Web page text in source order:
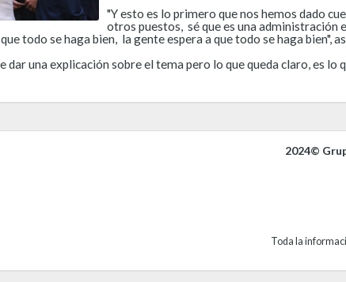
"Y esto es lo primero que nos hemos dado
otros puestos, sé que es una administración
todo se haga bien, la gente espera a que todo se haga bien",
una explicación sobre el tema pero lo que queda claro, es lo
2024©
Toda la